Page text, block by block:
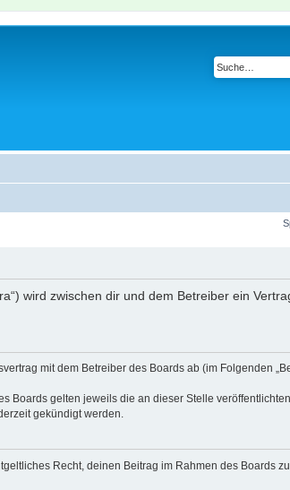
wird zwischen dir und dem Betreiber ein
mit dem Betreiber des Boards ab (im Folgenden
Boards gelten jeweils die an dieser Stelle
gekündigt werden.
Recht, deinen Beitrag im Rahmen des Boards